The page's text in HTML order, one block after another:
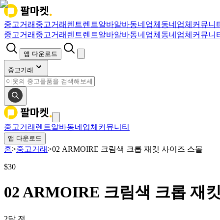
중고거래 중고거래 렌트렌트알바알바동네업체 동네업체 커뮤니
중고거래 중고거래 렌트렌트알바알바동네업체 동네업체 커뮤니
앱 다운로드
중고거래
중고거래 렌트알바동네업체 커뮤니티
앱 다운로드
홈>중고거래>02 ARMOIRE 크림색 크롭 재킷 사이즈 스몰
$30
02 ARMOIRE 크림색 크롭 재